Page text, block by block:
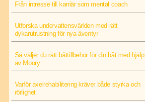
Från intresse till karriär som mental coach
Utforska undervattensvärlden med rätt
dykarutrustning för nya äventyr
Så väljer du rätt båttillbehör för din båt med hjälp
av Moory
Varför axelrehabilitering kräver både styrka och
rörlighet